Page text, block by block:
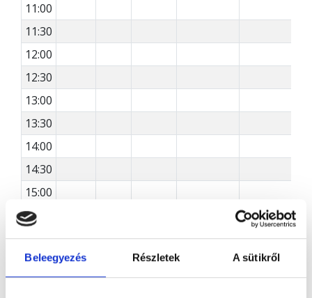
Beleegyezés Részletek A sütikről
11:00
11:30
12:00
12:30
13:00
13:30
14:00
14:30
15:00
15:30
16:00